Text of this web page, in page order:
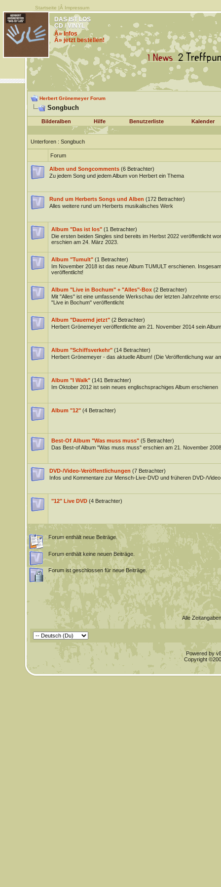
Startseite |Â Impressum
DAS IST LOS
CD / VINYL
Â» Infos
Â» jetzt bestellen!
Herbert Grönemeyer Forum
Songbuch
Bilderalben Hilfe Benutzerliste Kalender
Unterforen: Songbuch
Forum
Alben und Songcomments (6 Betrachter)
Zu jedem Song und jedem Album von Herbert ein Thema
Rund um Herberts Songs und Alben (172 Betrachter)
Alles weitere rund um Herberts musikalisches Werk
Album "Das ist los" (1 Betrachter)
Die ersten beiden Singles sind bereits im Herbst 2022 veröffentlicht
erschien am 24. März 2023.
Album "Tumult" (1 Betrachter)
Im November 2018 ist das neue Album TUMULT erschienen.
veröffentlicht!
Album "Live in Bochum" + "Alles"-Box (2 Betrachter)
Mit "Alles" ist eine umfassende Werkschau der letzten Jahrzehnte
"Live in Bochum" veröffentlicht
Album "Dauernd jetzt" (2 Betrachter)
Herbert Grönemeyer veröffentlichte am 21. November 2014 sein
Album "Schiffsverkehr" (14 Betrachter)
Herbert Grönemeyer - das aktuelle Album! (Die Veröffentlichung war
Album "I Walk" (141 Betrachter)
Im Oktober 2012 ist sein neues englischsprachiges Album erschienen
Album "12" (4 Betrachter)
Best-Of Album "Was muss muss" (5 Betrachter)
Das Best-of Album "Was muss muss" erschien am 21. November 2008
DVD-/Video-Veröffentlichungen (7 Betrachter)
Infos und Kommentare zur Mensch-Live-DVD und früheren DVD-/
"12" Live DVD (4 Betrachter)
Forum enthält neue Beiträge.
Forum enthält keine neuen Beiträge.
Forum ist geschlossen für neue Beiträge.
Alle
Powered by
Copyright